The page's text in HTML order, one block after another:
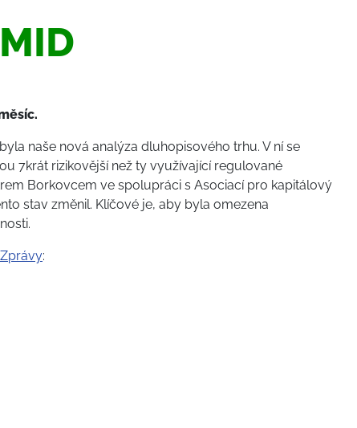
naše nová analýza dluhopisového trhu. V ní se
7krát rizikovější než ty využívající regulované
Borkovcem ve spolupráci s Asociací pro kapitálový
stav změnil. Klíčové je, aby byla omezena
: